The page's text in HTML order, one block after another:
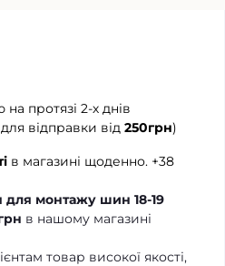
протязі 2-х днів
відправки від 250грн)
в магазині щоденно. +38
для монтажу шин 18-19
в нашому магазині
товар високої якості,